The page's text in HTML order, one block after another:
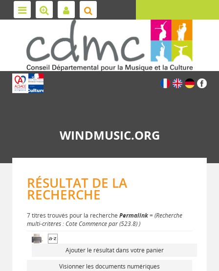
WINDMUSIC.ORG
RÉSULTAT DE LA
RECHERCHE
7 titres trouvés pour la recherche Permalink= (Recherche
multi-critères : Cote Commence par (523.8) )
Ajouter le résultat dans votre panier
Visionner les documents numériques